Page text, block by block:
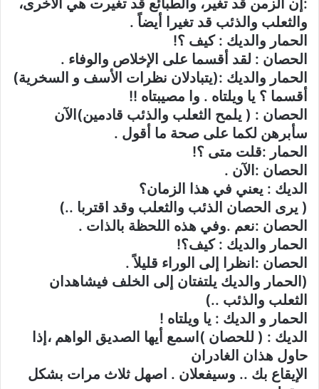
:إن الزمن قد تغير، والطبائع قد تغيرت هي الأخرى،
والثعلب والذئب قد تغيرا أيضاً .
الحمار والديك : كيف ؟!
الحصان : لقد أقسما على الإخلاص والوفاء .
الحمار والديك :(يتبادلان نظرات الأسف و السخرية)
أقسما ؟ يا ويلتاه . وا مصيبتاه !!
الحصان : ( يلمح الثعلب والذئب قادمين)الآن
سأبرهن لكما على صحة ما أقول .
الحمار :قلت متى ؟!
الحصان :الآن .
الديك : يعني في هذا الزمان؟
( يرى الحصان الذئب والثعلب وقد اقتربا ..)
الحصان :نعم .وفي هذه اللحظة بالذات .
الحمار والديك : كيف؟!
الحصان :انظرا إلى الوراء قليلاً .
(الحمار والديك يلتفتان إلى الخلف فيشاهدان
الثعلب والذئب ..)
الحمار و الديك : يا ويلتاه !
الديك : ( للحصان )اسمع أيها الصديق الواهم ،إذا
حاول هذان الغادران
الإيقاع بك .. وسيفعلان . اصهل ثلاث مرات بشكل